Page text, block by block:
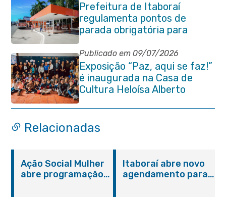
Prefeitura de Itaboraí
regulamenta pontos de
parada obrigatória para
transporte coletivo na
Avenida 22 de Maio
Publicado em 09/07/2026
Exposição “Paz, aqui se faz!”
é inaugurada na Casa de
Cultura Heloísa Alberto
Torres
Relacionadas
Ação Social Mulher
abre programação
Itaboraí abre novo
agendamento para